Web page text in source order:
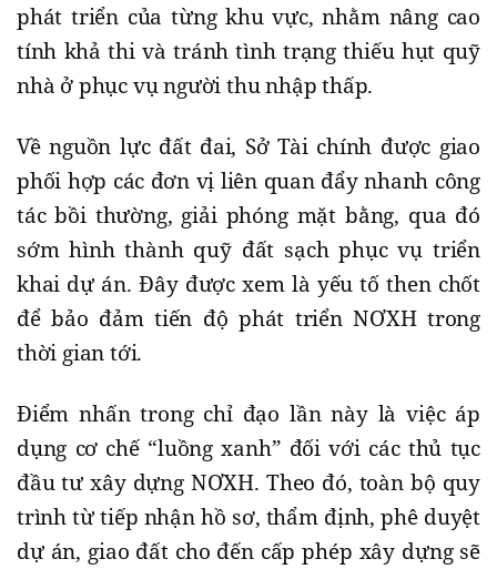
phát triển của từng khu vực, nhằm nâng cao
tính khả thi và tránh tình trạng thiếu hụt quỹ
nhà ở phục vụ người thu nhập thấp.
Về nguồn lực đất đai, Sở Tài chính được giao
phối hợp các đơn vị liên quan đẩy nhanh công
tác bồi thường, giải phóng mặt bằng, qua đó
sớm hình thành quỹ đất sạch phục vụ triển
khai dự án. Đây được xem là yếu tố then chốt
để bảo đảm tiến độ phát triển NƠXH trong
thời gian tới.
Điểm nhấn trong chỉ đạo lần này là việc áp
dụng cơ chế “luồng xanh” đối với các thủ tục
đầu tư xây dựng NƠXH. Theo đó, toàn bộ quy
trình từ tiếp nhận hồ sơ, thẩm định, phê duyệt
dự án, giao đất cho đến cấp phép xây dựng sẽ